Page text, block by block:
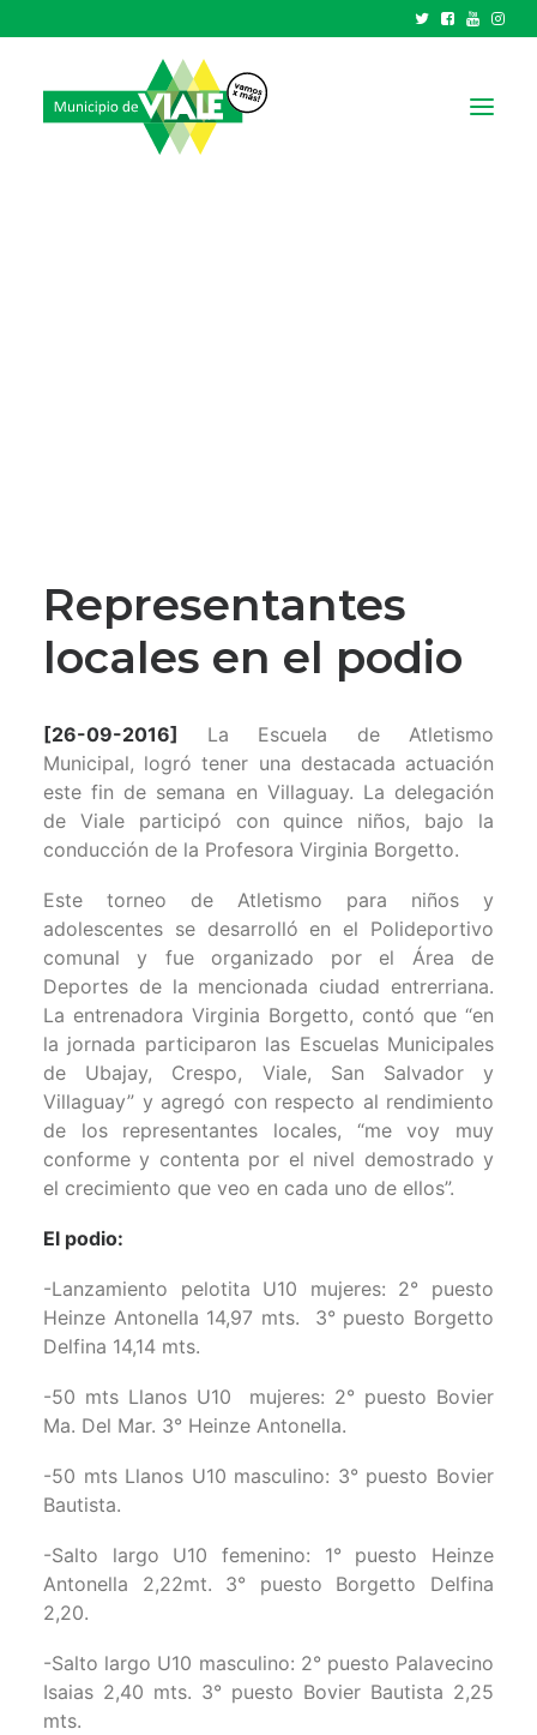
Representantes
locales en el podio
[26-09-2016] La Escuela de Atletismo
Municipal, logró tener una destacada actuación
este fin de semana en Villaguay. La delegación
de Viale participó con quince niños, bajo la
conducción de la Profesora Virginia Borgetto.
Este torneo de Atletismo para niños y
adolescentes se desarrolló en el Polideportivo
comunal y fue organizado por el Área de
Deportes de la mencionada ciudad entrerriana.
La entrenadora Virginia Borgetto, contó que “en
la jornada participaron las Escuelas Municipales
de Ubajay, Crespo, Viale, San Salvador y
Villaguay” y agregó con respecto al rendimiento
de los representantes locales, “me voy muy
conforme y contenta por el nivel demostrado y
el crecimiento que veo en cada uno de ellos”.
El podio:
-Lanzamiento pelotita U10 mujeres: 2° puesto
Heinze Antonella 14,97 mts. 3° puesto Borgetto
Delfina 14,14 mts.
-50 mts Llanos U10 mujeres: 2° puesto Bovier
Ma. Del Mar. 3° Heinze Antonella.
-50 mts Llanos U10 masculino: 3° puesto Bovier
Bautista.
-Salto largo U10 femenino: 1° puesto Heinze
Antonella 2,22mt. 3° puesto Borgetto Delfina
2,20.
-Salto largo U10 masculino: 2° puesto Palavecino
Isaias 2,40 mts. 3° puesto Bovier Bautista 2,25
mts.